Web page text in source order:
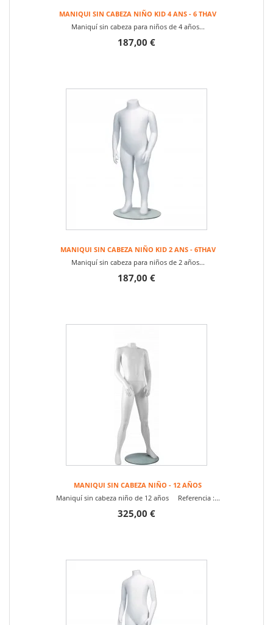
MANIQUI SIN CABEZA NIÑO KID 4 ANS - 6 THAV
Maniquí sin cabeza para niños de 4 años...
187,00 €
MANIQUI SIN CABEZA NIÑO KID 2 ANS - 6THAV
Maniquí sin cabeza para niños de 2 años...
187,00 €
MANIQUI SIN CABEZA NIÑO - 12 AÑOS
Maniquí sin cabeza niño de 12 años Referencia :...
325,00 €